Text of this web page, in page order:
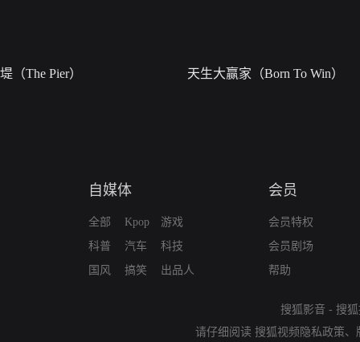
堤（The Pier） 天生大赢家（Born To Win）
自媒体
全部
科普
国风
Kpop
汽车
搞笑
游戏
科技
出品人
会员
会员特权
会员剧场
帮助
搜狐影音 - 搜
请仔细阅读 搜狐视频隐私政策、